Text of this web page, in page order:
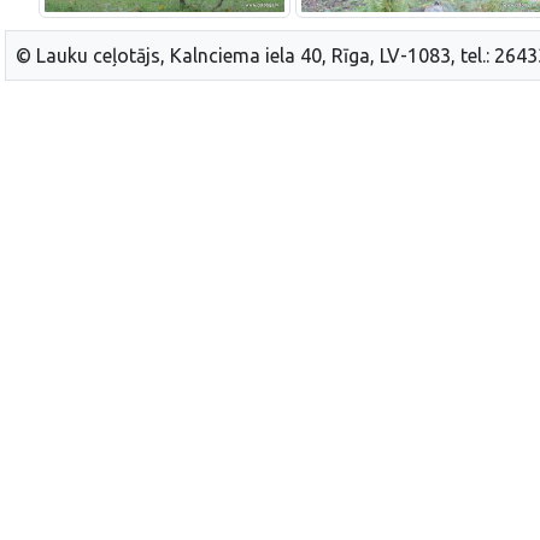
© Lauku ceļotājs, Kalnciema iela 40, Rīga, LV-1083, tel.: